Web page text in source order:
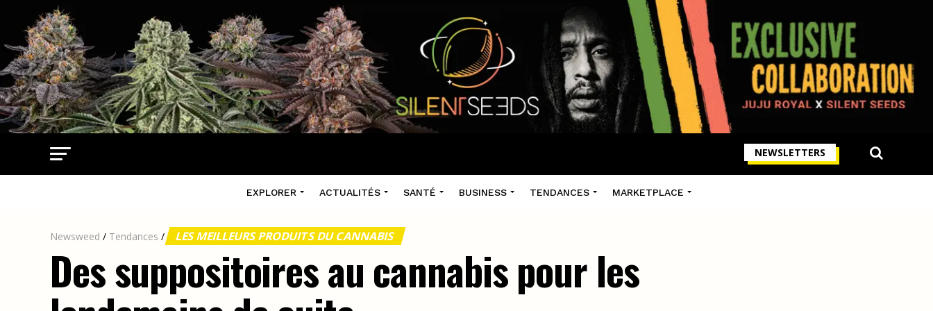
NEWSLETTERS
EXPLORER ACTUALITÉS SANTÉ BUSINESS TENDANCES MARKETPLACE
Newsweed / Tendances / LES MEILLEURS PRODUITS DU CANNABIS
Des suppositoires au cannabis pour les